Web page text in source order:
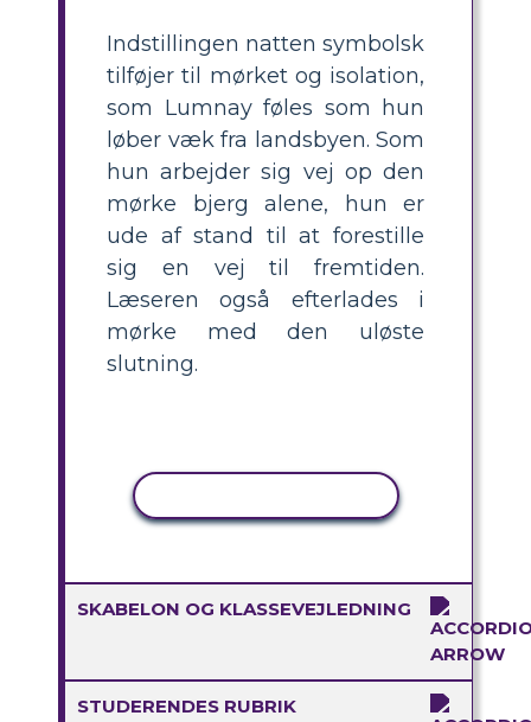
Indstillingen natten symbolsk
tilføjer til mørket og isolation,
som Lumnay føles som hun
løber væk fra landsbyen. Som
hun arbejder sig vej op den
mørke bjerg alene, hun er
ude af stand til at forestille
sig en vej til fremtiden.
Læseren også efterlades i
mørke med den uløste
slutning.
SKABELON OG KLASSEVEJLEDNING
STUDERENDES RUBRIK